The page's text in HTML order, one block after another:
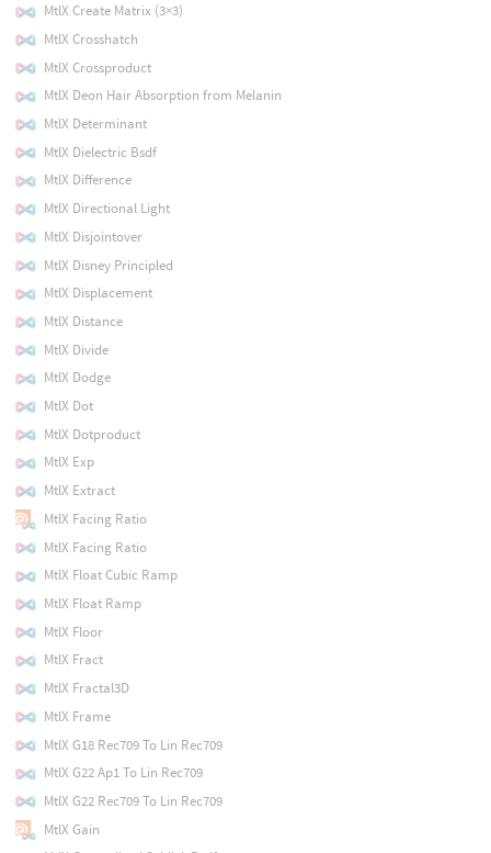
MtlX Create Matrix (3×3)
MtlX Crosshatch
MtlX Crossproduct
MtlX Deon Hair Absorption from Melanin
MtlX Determinant
MtlX Dielectric Bsdf
MtlX Difference
MtlX Directional Light
MtlX Disjointover
MtlX Disney Principled
MtlX Displacement
MtlX Distance
MtlX Divide
MtlX Dodge
MtlX Dot
MtlX Dotproduct
MtlX Exp
MtlX Extract
MtlX Facing Ratio
MtlX Facing Ratio
MtlX Float Cubic Ramp
MtlX Float Ramp
MtlX Floor
MtlX Fract
MtlX Fractal3D
MtlX Frame
MtlX G18 Rec709 To Lin Rec709
MtlX G22 Ap1 To Lin Rec709
MtlX G22 Rec709 To Lin Rec709
MtlX Gain